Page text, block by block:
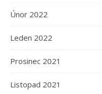
Únor 2022
Leden 2022
Prosinec 2021
Listopad 2021